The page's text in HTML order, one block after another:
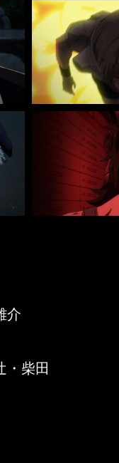
介
・柴田